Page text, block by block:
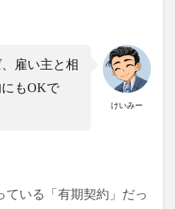
けいみー
雇い主と相
もOKで
ている「有期契約」だっ